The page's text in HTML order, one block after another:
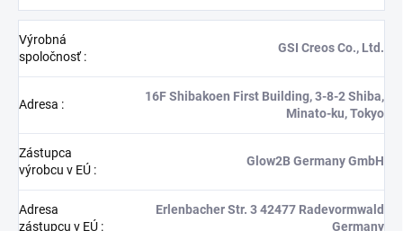
Výrobná
spoločnosť:
GSI Creos Co., Ltd.
Adresa :
16F Shibakoen First Building, 3-8-2 Shiba,
Minato-ku, Tokyo
Zástupca
výrobcu v EÚ :
Glow2B Germany GmbH
Adresa
zástupcu v EÚ :
Erlenbacher Str. 3 42477 Radevormwald
Germany